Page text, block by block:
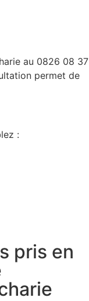
au 0826 08 37
permet de
:
pris en